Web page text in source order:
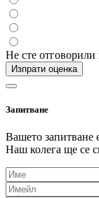
Не сте
Изпрати оценка
Запитване
Вашето запитване
Наш колега ще се